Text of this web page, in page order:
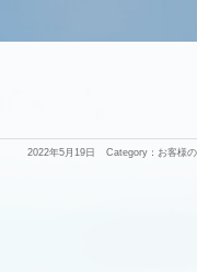
2022年5月19日 Category： お客様